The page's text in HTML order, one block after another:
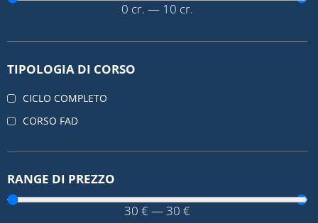
0 cr. — 10 cr.
TIPOLOGIA DI CORSO
CICLO COMPLETO
CORSO FAD
RANGE DI PREZZO
30 € — 30 €